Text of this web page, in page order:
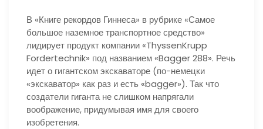
В «Книге рекордов Гиннеса» в рубрике «Самое
большое наземное транспортное средство»
лидирует продукт компании «ThyssenKrupp
Fordertechnik» под названием «Bagger 288». Речь
идет о гигантском экскаваторе (по-немецки
«экскаватор» как раз и есть «bagger»). Так что
создатели гиганта не слишком напрягали
воображение, придумывая имя для своего
изобретения.